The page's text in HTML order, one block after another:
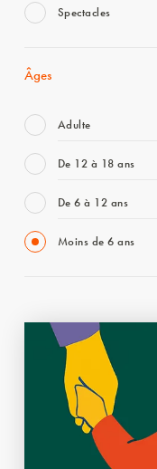
Spectacles
Âges
Adulte
De 12 à 18 ans
De 6 à 12 ans
Moins de 6 ans